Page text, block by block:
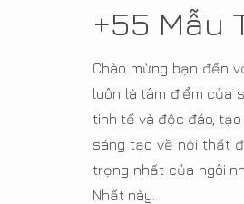
+55 Mẫu
Chào mừng bạn đến
luôn là tâm điểm của
tinh tế và độc đáo,
sáng tạo về nội thất
trọng nhất của ngôi
Nhất này.